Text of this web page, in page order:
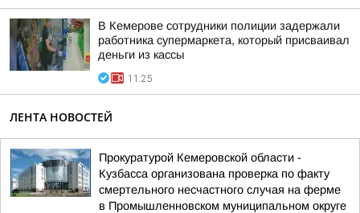
В Кемерове сотрудники полиции задержали
работника супермаркета, который присваивал
деньги из кассы
11:25
ЛЕНТА НОВОСТЕЙ
Прокуратурой Кемеровской области -
Кузбасса организована проверка по факту
смертельного несчастного случая на ферме
в Промышленновском муниципальном округе